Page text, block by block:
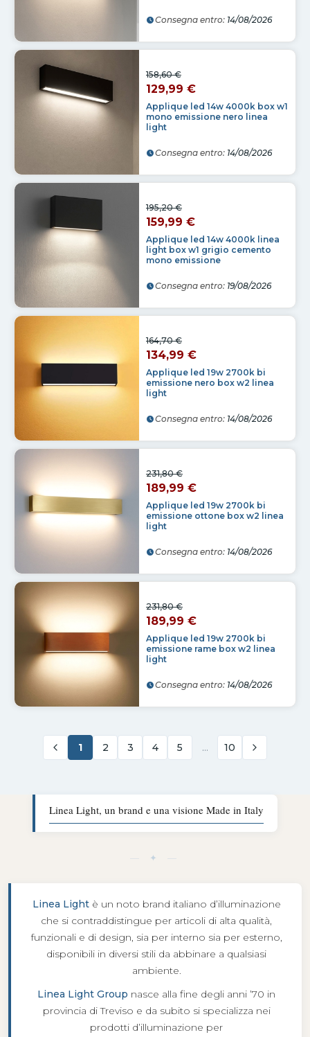
Consegna entro: 14/08/2026
Applique led 14w 4000k box w1
mono emissione nero linea
light
158,60 €
129,99 €
Consegna entro: 14/08/2026
Applique led 14w 4000k linea
light box w1 grigio cemento
mono emissione
195,20 €
159,99 €
Consegna entro: 19/08/2026
Applique led 19w 2700k bi
emissione nero box w2 linea
light
164,70 €
134,99 €
Consegna entro: 14/08/2026
Applique led 19w 2700k bi
emissione ottone box w2 linea
light
231,80 €
189,99 €
Consegna entro: 14/08/2026
Applique led 19w 2700k bi
emissione rame box w2 linea
light
231,80 €
189,99 €
Consegna entro: 14/08/2026
1 2 3 4 5 … 10
Linea Light, un brand e una visione Made in Italy
— ✦ —
Linea Lightè un noto brand italiano d’illuminazione
che si contraddistingue per articoli di alta qualità,
funzionali e di design, sia per interno sia per esterno,
disponibili in diversi stili da abbinare a qualsiasi
ambiente.
Linea Light Group nasce alla fine degli anni ’70 in
provincia di Treviso e da subito si specializza nei
prodotti d’illuminazione per